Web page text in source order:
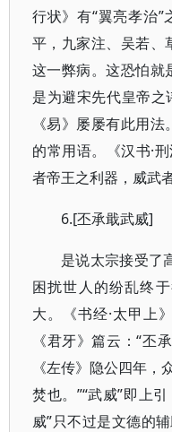
行状》有“翼亮孝治”
平，九家注、吴若、
这一弊病。这恐怕就
是为避宋先代皇帝之
《易》屡屡有此用
的常用语。《汉书·
者帝王之利器，威武
6.[丕承戢武威]
是说太宗接受了
困扰世人的纷乱终
大。《书经·太甲上
《君牙》篇云：“丕
《左传》隐公四年，
焚也。”“武威”即上
威”只不过是文德的